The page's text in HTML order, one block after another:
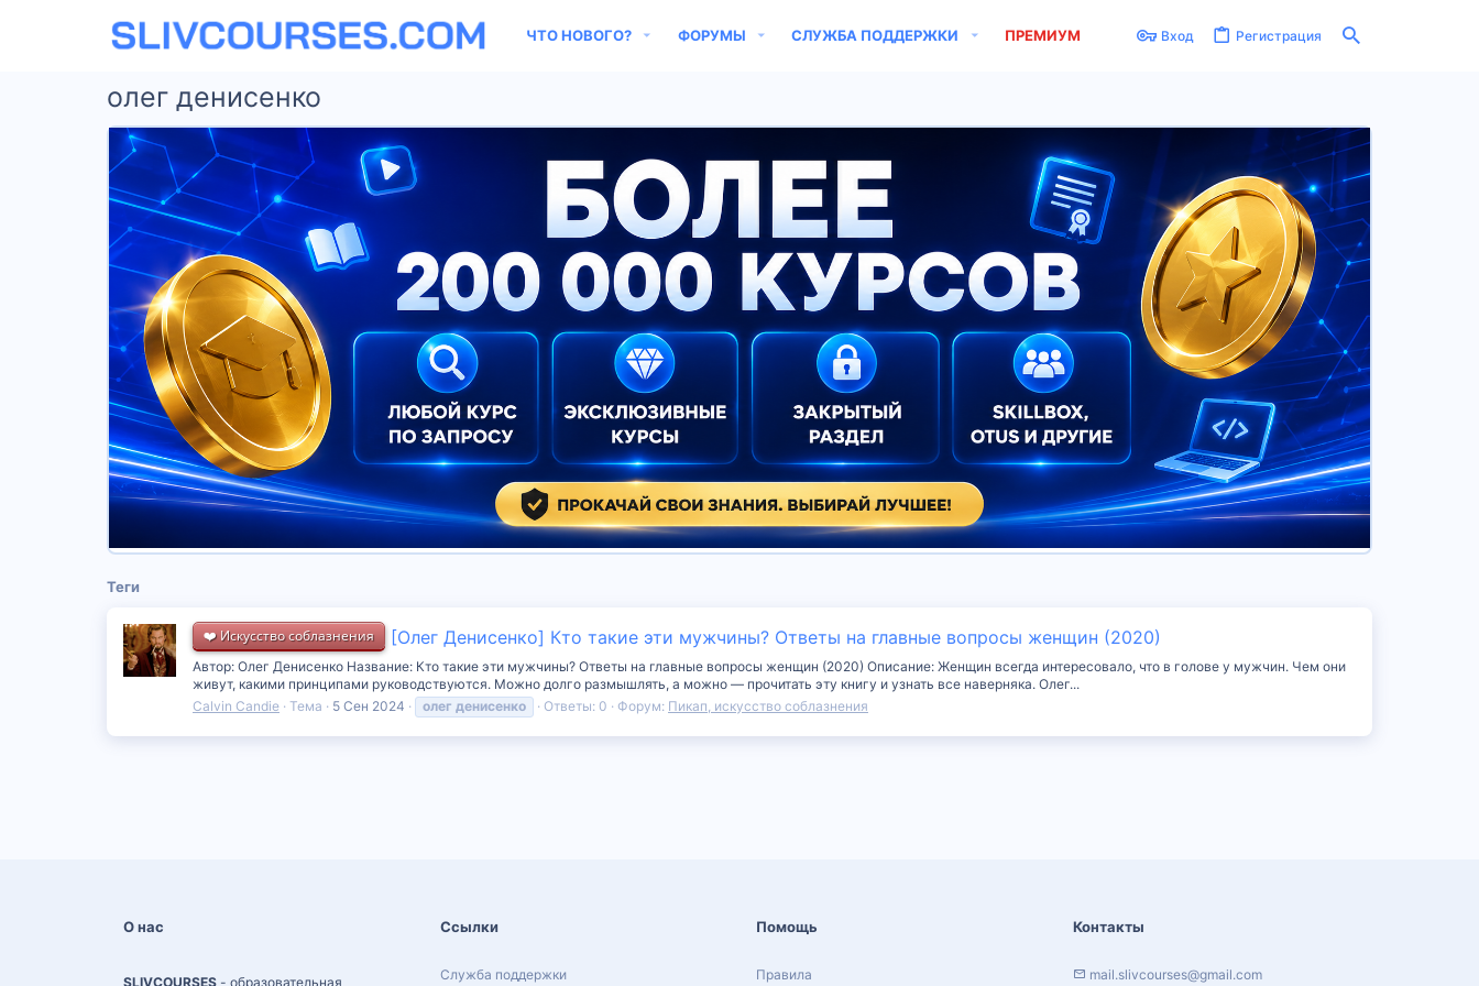
ЧТО НОВОГО? ФОРУМЫ СЛУЖБА ПОДДЕРЖКИ ПРЕМИУМ Вход Регистрация
олег денисенко
Теги
❤️ Искусство соблазнения [Олег Денисенко] Кто такие эти мужчины? Ответы на главные вопросы женщин (2020)
Автор: Олег Денисенко Название: Кто такие эти мужчины? Ответы на главные вопросы женщин (2020) Описание: Женщин всегда интересовало, что в голове у мужчин. Чем они
живут, какими принципами руководствуются. Можно долго размышлять, а можно — прочитать эту книгу и узнать все наверняка. Олег...
Calvin Candie Тема 5 Сен 2024 олег денисенко Ответы: 0 Форум: Пикап, искусство соблазнения
О нас
SLIVCOURSES - образовательная
Ссылки
Служба поддержки
Помощь
Правила
Контакты
mail.slivcourses@gmail.com